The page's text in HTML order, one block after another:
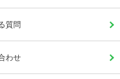
質問
わせ